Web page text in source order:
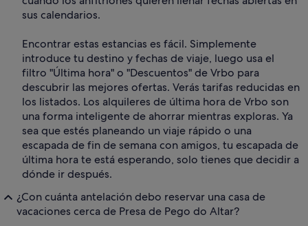
sus calendarios.
Encontrar estas estancias es fácil. Simplemente
introduce tu destino y fechas de viaje, luego usa el
filtro "Última hora" o "Descuentos" de Vrbo para
descubrir las mejores ofertas. Verás tarifas reducidas en
los listados. Los alquileres de última hora de Vrbo son
una forma inteligente de ahorrar mientras exploras. Ya
sea que estés planeando un viaje rápido o una
escapada de fin de semana con amigos, tu escapada de
última hora te está esperando, solo tienes que decidir a
dónde ir después.
¿Con cuánta antelación debo reservar una casa de
vacaciones cerca de Presa de Pego do Altar?